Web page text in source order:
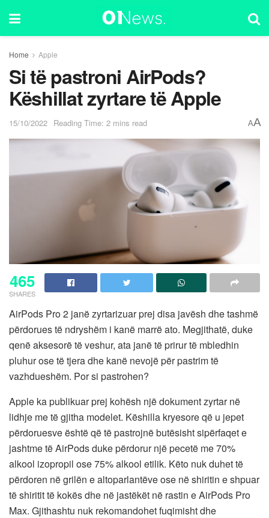
Home Apple
Si të pastroni AirPods?
Këshillat zyrtare të Apple
15/10/2022 Reading Time: 2 mins read AA
465
SHARES
AirPods Pro 2 janë zyrtarizuar prej disa javësh dhe tashmë
përdorues të ndryshëm i kanë marrë ato. Megjithatë, duke
qenë aksesorë të veshur, ata janë të prirur të mbledhin
pluhur ose të tjera dhe kanë nevojë për pastrim të
vazhdueshëm. Por si pastrohen?
Apple ka publikuar prej kohësh një dokument zyrtar në
lidhje me të gjitha modelet. Këshilla kryesore që u jepet
përdoruesve është që të pastrojnë butësisht sipërfaqet e
jashtme të AirPods duke përdorur një pecetë me 70%
alkool izopropil ose 75% alkool etilik. Këto nuk duhet të
përdoren në grilën e altoparlantëve ose në shiritin e shpuar
të shiritit të kokës dhe në jastëkët në rastin e AirPods Pro
Max. Gjithashtu nuk rekomandohet fuqimisht dhe